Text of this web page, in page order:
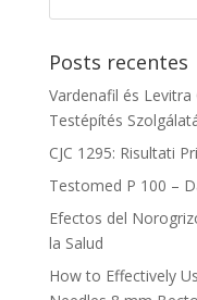
Posts recentes
Vardenafil és
Testépítés
CJC 1295: Risultati
Testomed P 100 –
Efectos del
la Salud
How to Effectively